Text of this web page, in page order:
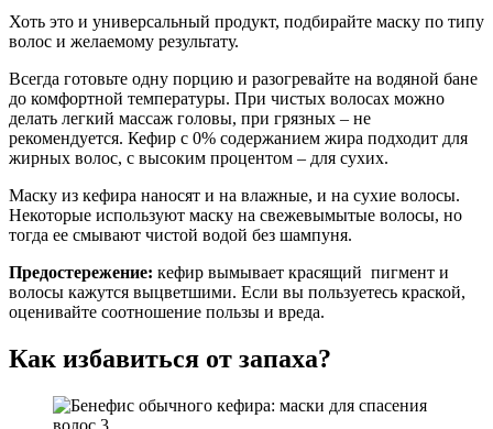
Хоть это и универсальный продукт, подбирайте маску по типу
волос и желаемому результату.
Всегда готовьте одну порцию и разогревайте на водяной бане
до комфортной температуры. При чистых волосах можно
делать легкий массаж головы, при грязных – не
рекомендуется. Кефир с 0% содержанием жира подходит для
жирных волос, с высоким процентом – для сухих.
Маску из кефира наносят и на влажные, и на сухие волосы.
Некоторые используют маску на свежевымытые волосы, но
тогда ее смывают чистой водой без шампуня.
Предостережение: кефир вымывает красящий пигмент и
волосы кажутся выцветшими. Если вы пользуетесь краской,
оценивайте соотношение пользы и вреда.
Как избавиться от запаха?